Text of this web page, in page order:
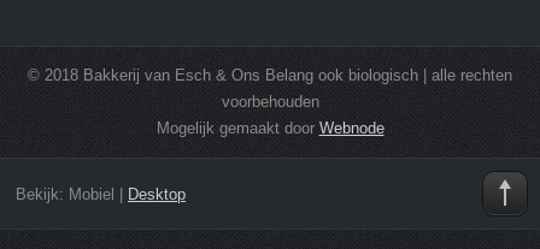
© 2018 Bakkerij van Esch & Ons Belang ook biologisch | alle rechten
voorbehouden
Mogelijk gemaakt door Webnode
Bekijk: Mobiel Desktop